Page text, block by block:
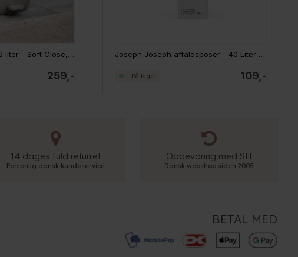
Zeller pedalspand - 6 liter - Soft Close, Greige
259,-
Joseph Joseph affaldsposer - 40 Liter - 20 stk.
109,-
På lager
14 dages fuld returret
Personlig dansk kundeservice
Opbevaring med Stil
Dansk webshop siden 2005
BETAL MED